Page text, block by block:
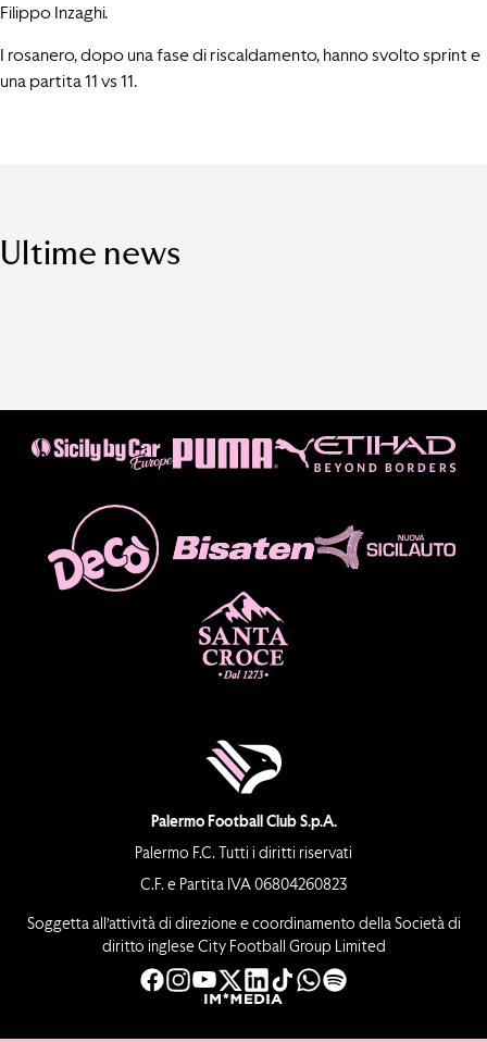
Filippo Inzaghi.
I rosanero, dopo una fase di riscaldamento, hanno svolto sprint e
una partita 11 vs 11.
Ultime news
Palermo Football Club S.p.A.
Palermo F.C. Tutti i diritti riservati
C.F. e Partita IVA 06804260823
Soggetta all’attività di direzione e coordinamento della Società di
diritto inglese City Football Group Limited